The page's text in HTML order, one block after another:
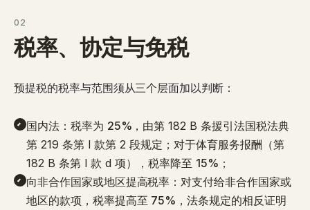
02
税率、协定与免税
预提税的税率与范围须从三个层面加以判断：
国内法：税率为 25% ，由第 182 B 条援引法国税法典
第 219 条第 I 款第 2 段规定；对于体育服务报酬（第
182 B 条第 I 款 d 项），税率降至 15% ；
向非合作国家或地区提高税率 ：对支付给非合作国家或
地区的款项，税率提高至 75% ，法条规定的相反证明